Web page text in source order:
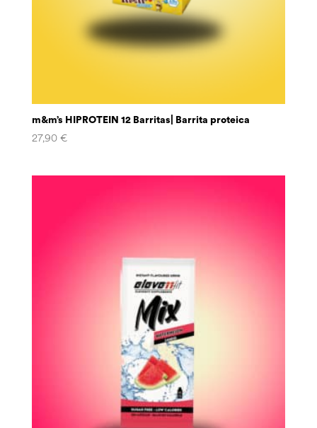
m&m’s HIPROTEIN 12 Barritas| Barrita proteica
27,90 €